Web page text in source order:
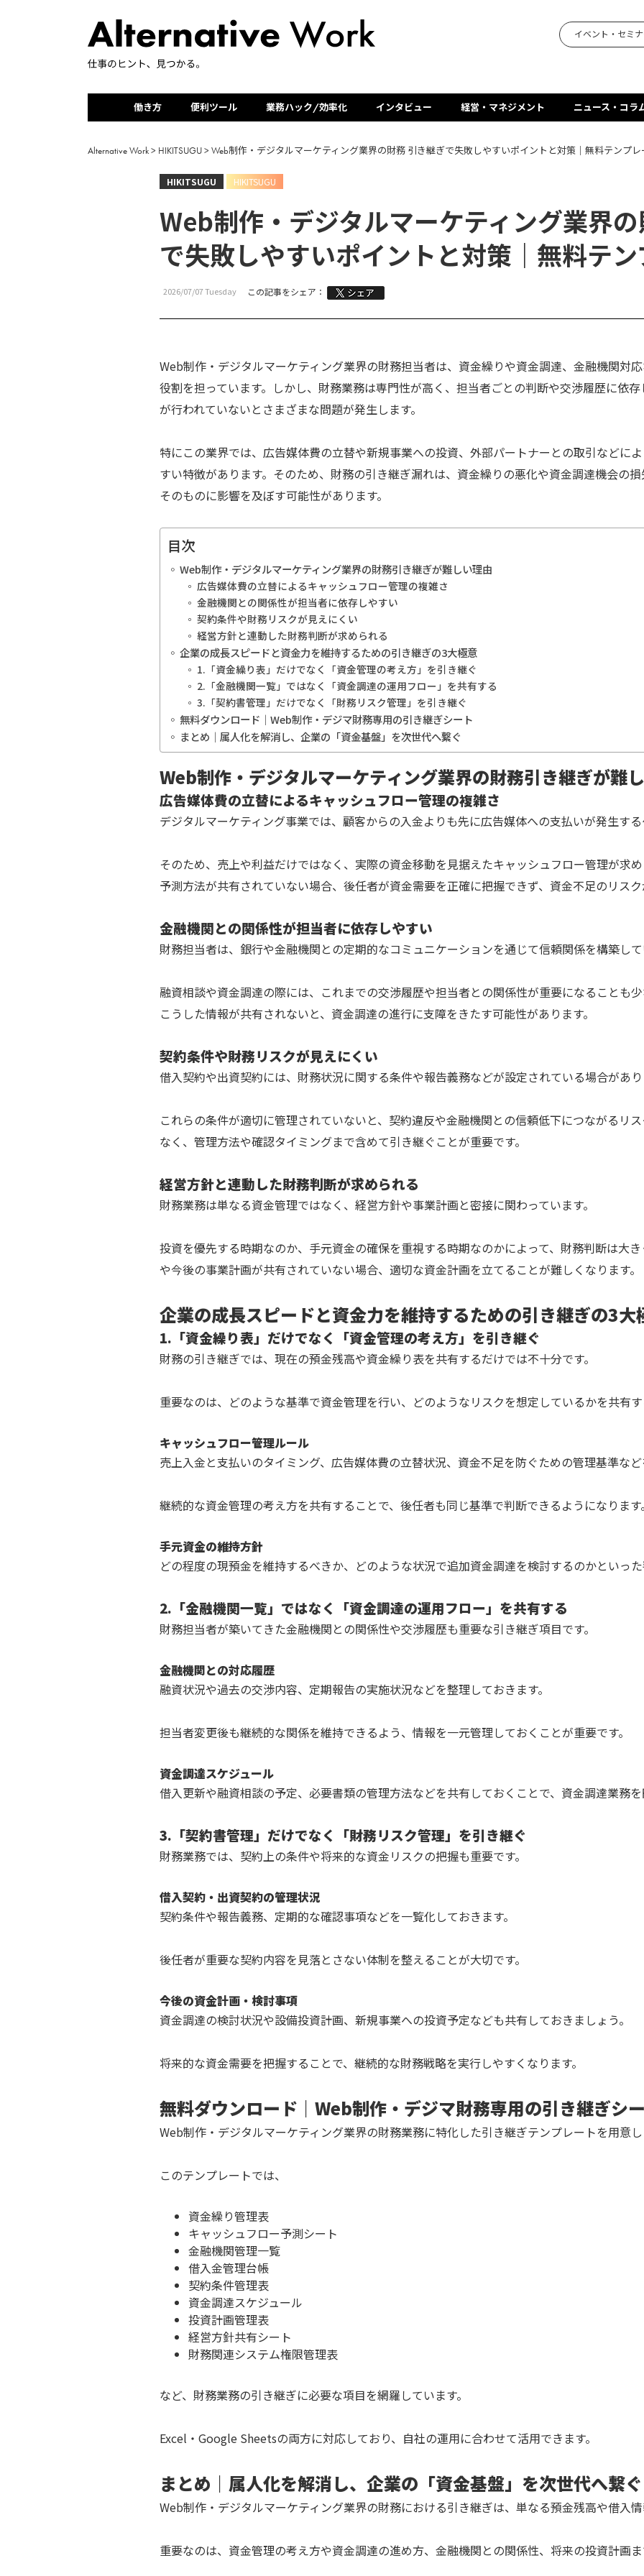
イベント・セミ
働き方 便利ツール 業務ハック/効率化 インタビュー 経営・マネジメント ニュース・コラ
Alternative Work> HIKITSUGU> Web制作・デジタルマーケティング業界の財務 引き継ぎで失敗しやすいポイントと対策｜無料テンプレ
HIKITSUGU HIKITSUGU
Web制作・デジタルマーケティング業界
で失敗しやすいポイントと対策｜無料テ
2026/07/07 Tuesday この記事をシェア：
Web制作・デジタルマーケティング業界の財務担当者は、資金繰りや資金調達、金融機関対
役割を担っています。しかし、財務業務は専門性が高く、担当者ごとの判断や交渉履歴に依
が行われていないとさまざまな問題が発生します。
特にこの業界では、広告媒体費の立替や新規事業への投資、外部パートナーとの取引などに
すい特徴があります。そのため、財務の引き継ぎ漏れは、資金繰りの悪化や資金調達機会の
そのものに影響を及ぼす可能性があります。
目次
Web制作・デジタルマーケティング業界の財務引き継ぎが難しい理由
広告媒体費の立替によるキャッシュフロー管理の複雑さ
金融機関との関係性が担当者に依存しやすい
契約条件や財務リスクが見えにくい
経営方針と連動した財務判断が求められる
企業の成長スピードと資金力を維持するための引き継ぎの3大極意
1.「資金繰り表」だけでなく「資金管理の考え方」を引き継ぐ
2.「金融機関一覧」ではなく「資金調達の運用フロー」を共有する
3.「契約書管理」だけでなく「財務リスク管理」を引き継ぐ
無料ダウンロード｜Web制作・デジマ財務専用の引き継ぎシート
まとめ｜属人化を解消し、企業の「資金基盤」を次世代へ繋ぐ
Web制作・デジタルマーケティング業界の財務引き継ぎが難
広告媒体費の立替によるキャッシュフロー管理の複雑さ
デジタルマーケティング事業では、顧客からの入金よりも先に広告媒体への支払いが発生する
そのため、売上や利益だけではなく、実際の資金移動を見据えたキャッシュフロー管理が求
予測方法が共有されていない場合、後任者が資金需要を正確に把握できず、資金不足のリスク
金融機関との関係性が担当者に依存しやすい
財務担当者は、銀行や金融機関との定期的なコミュニケーションを通じて信頼関係を構築して
融資相談や資金調達の際には、これまでの交渉履歴や担当者との関係性が重要になることも
こうした情報が共有されないと、資金調達の進行に支障をきたす可能性があります。
契約条件や財務リスクが見えにくい
借入契約や出資契約には、財務状況に関する条件や報告義務などが設定されている場合があり
これらの条件が適切に管理されていないと、契約違反や金融機関との信頼低下につながるリ
なく、管理方法や確認タイミングまで含めて引き継ぐことが重要です。
経営方針と連動した財務判断が求められる
財務業務は単なる資金管理ではなく、経営方針や事業計画と密接に関わっています。
投資を優先する時期なのか、手元資金の確保を重視する時期なのかによって、財務判断は大
や今後の事業計画が共有されていない場合、適切な資金計画を立てることが難しくなります。
企業の成長スピードと資金力を維持するための引き継ぎの3大
1.「資金繰り表」だけでなく「資金管理の考え方」を引き継ぐ
財務の引き継ぎでは、現在の預金残高や資金繰り表を共有するだけでは不十分です。
重要なのは、どのような基準で資金管理を行い、どのようなリスクを想定しているかを共有す
キャッシュフロー管理ルール
売上入金と支払いのタイミング、広告媒体費の立替状況、資金不足を防ぐための管理基準など
継続的な資金管理の考え方を共有することで、後任者も同じ基準で判断できるようになります。
手元資金の維持方針
どの程度の現預金を維持するべきか、どのような状況で追加資金調達を検討するのかといった
2.「金融機関一覧」ではなく「資金調達の運用フロー」を共有する
財務担当者が築いてきた金融機関との関係性や交渉履歴も重要な引き継ぎ項目です。
金融機関との対応履歴
融資状況や過去の交渉内容、定期報告の実施状況などを整理しておきます。
担当者変更後も継続的な関係を維持できるよう、情報を一元管理しておくことが重要です。
資金調達スケジュール
借入更新や融資相談の予定、必要書類の管理方法などを共有しておくことで、資金調達業務を
3.「契約書管理」だけでなく「財務リスク管理」を引き継ぐ
財務業務では、契約上の条件や将来的な資金リスクの把握も重要です。
借入契約・出資契約の管理状況
契約条件や報告義務、定期的な確認事項などを一覧化しておきます。
後任者が重要な契約内容を見落とさない体制を整えることが大切です。
今後の資金計画・検討事項
資金調達の検討状況や設備投資計画、新規事業への投資予定なども共有しておきましょう。
将来的な資金需要を把握することで、継続的な財務戦略を実行しやすくなります。
無料ダウンロード｜Web制作・デジマ財務専用の引き継ぎシ
Web制作・デジタルマーケティング業界の財務業務に特化した引き継ぎテンプレートを用意し
このテンプレートでは、
資金繰り管理表
キャッシュフロー予測シート
金融機関管理一覧
借入金管理台帳
契約条件管理表
資金調達スケジュール
投資計画管理表
経営方針共有シート
財務関連システム権限管理表
など、財務業務の引き継ぎに必要な項目を網羅しています。
Excel・Google Sheetsの両方に対応しており、自社の運用に合わせて活用できます。
まとめ｜属人化を解消し、企業の「資金基盤」を次世代へ繋ぐ
Web制作・デジタルマーケティング業界の財務における引き継ぎは、単なる預金残高や借入情
重要なのは、資金管理の考え方や資金調達の進め方、金融機関との関係性、将来の投資計画ま